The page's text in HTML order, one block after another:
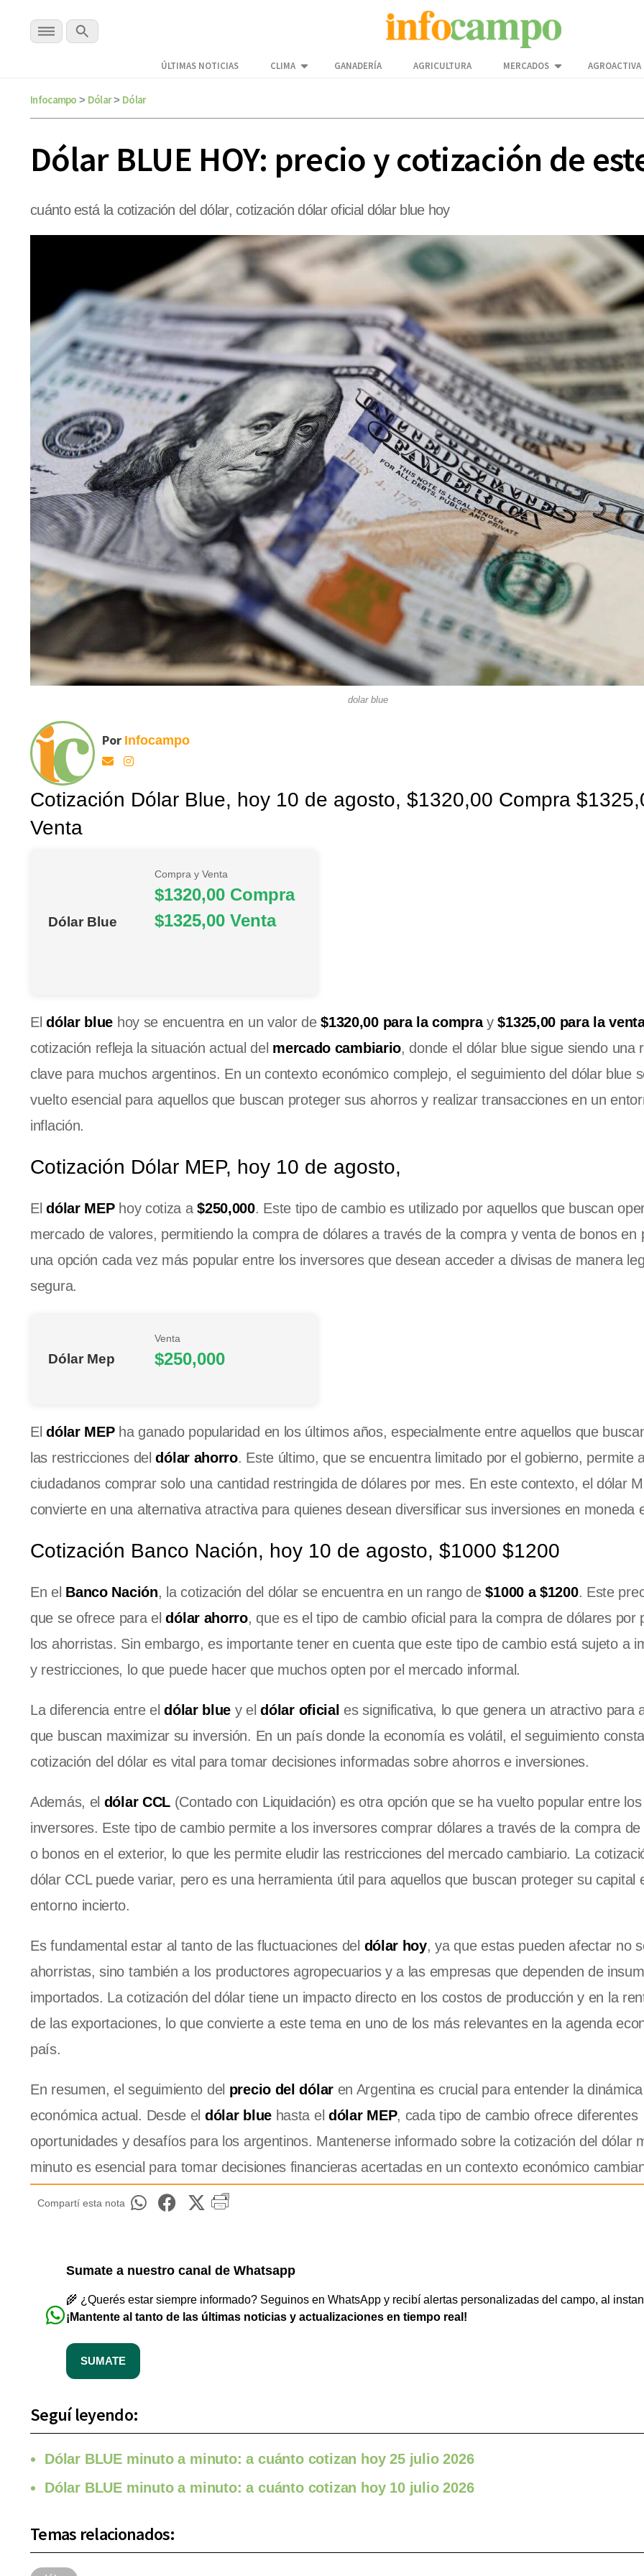
ÚLTIMAS NOTICIAS CLIMA GANADERÍA AGRICULTURA MERCADOS AGROACTIVA
Infocampo > Dólar> Dólar
Dólar BLUE HOY: precio y cotización de
cuánto está la cotización del dólar, cotización dólar oficial dólar blue hoy
dolar blue
Por Infocampo
Cotización Dólar Blue, hoy 10 de agosto, $1320,00 Compra
Venta
Dólar Blue
Compra y Venta
$1320,00 Compra
$1325,00 Venta
Eldólar blue hoy se encuentra en un valor de$1320,00 para la compray$1325,00 para la
cotización refleja la situación actual del mercado cambiario, donde el dólar blue sigue siendo una
clave para muchos argentinos. En un contexto económico complejo, el seguimiento del dólar blue
vuelto esencial para aquellos que buscan proteger sus ahorros y realizar transacciones en un
inflación.
Cotización Dólar MEP, hoy 10 de agosto,
Eldólar MEPhoy cotiza a$250,000. Este tipo de cambio es utilizado por aquellos que buscan
mercado de valores, permitiendo la compra de dólares a través de la compra y venta de bonos en
una opción cada vez más popular entre los inversores que desean acceder a divisas de manera
segura.
Dólar Mep
Venta
$250,000
Eldólar MEPha ganado popularidad en los últimos años, especialmente entre aquellos que
las restricciones deldólar ahorro. Este último, que se encuentra limitado por el gobierno, permite
ciudadanos comprar solo una cantidad restringida de dólares por mes. En este contexto, el dólar
convierte en una alternativa atractiva para quienes desean diversificar sus inversiones en moneda
Cotización Banco Nación, hoy 10 de agosto, $1000 $1200
En el Banco Nación, la cotización del dólar se encuentra en un rango de$1000 a $1200. Este
que se ofrece para eldólar ahorro, que es el tipo de cambio oficial para la compra de dólares por
los ahorristas. Sin embargo, es importante tener en cuenta que este tipo de cambio está sujeto a
y restricciones, lo que puede hacer que muchos opten por el mercado informal.
La diferencia entre eldólar blue y eldólar oficial es significativa, lo que genera un atractivo para
que buscan maximizar su inversión. En un país donde la economía es volátil, el seguimiento
cotización del dólar es vital para tomar decisiones informadas sobre ahorros e inversiones.
Además, el dólar CCL (Contado con Liquidación) es otra opción que se ha vuelto popular entre los
inversores. Este tipo de cambio permite a los inversores comprar dólares a través de la compra de
o bonos en el exterior, lo que les permite eludir las restricciones del mercado cambiario. La
dólar CCL puede variar, pero es una herramienta útil para aquellos que buscan proteger su capital
entorno incierto.
Es fundamental estar al tanto de las fluctuaciones del dólar hoy, ya que estas pueden afectar no
ahorristas, sino también a los productores agropecuarios y a las empresas que dependen de
importados. La cotización del dólar tiene un impacto directo en los costos de producción y en la
de las exportaciones, lo que convierte a este tema en uno de los más relevantes en la agenda
país.
En resumen, el seguimiento del precio del dólaren Argentina es crucial para entender la dinámica
económica actual. Desde el dólar bluehasta el dólar MEP, cada tipo de cambio ofrece diferentes
oportunidades y desafíos para los argentinos. Mantenerse informado sobre la cotización del dólar
minuto es esencial para tomar decisiones financieras acertadas en un contexto económico
Compartí esta nota
Sumate a nuestro canal de Whatsapp
🌾 ¿Querés estar siempre informado? Seguinos en WhatsApp y recibí alertas personalizadas del campo, al
¡Mantente al tanto de las últimas noticias y actualizaciones en tiempo real!
SUMATE
Seguí leyendo:
Dólar BLUE minuto a minuto: a cuánto cotizan hoy 25 julio 2026
Dólar BLUE minuto a minuto: a cuánto cotizan hoy 10 julio 2026
Temas relacionados: